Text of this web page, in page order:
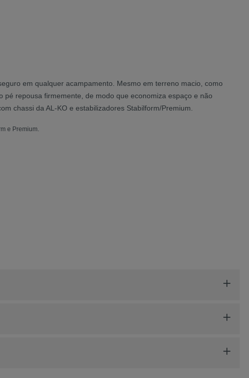
em qualquer acampamento. Mesmo em terreno macio, como
repousa firmemente, de modo que economiza espaço e não
chassi da AL-KO e estabilizadores Stabilform/Premium.
e Premium.